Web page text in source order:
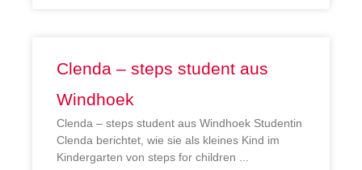
Clenda – steps student aus
Windhoek
Clenda – steps student aus Windhoek Studentin
Clenda berichtet, wie sie als kleines Kind im
Kindergarten von steps for children